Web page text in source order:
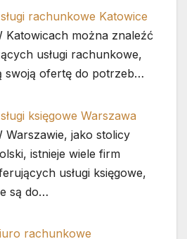
rachunkowe Katowice
Katowicach można znaleźć
usługi rachunkowe,
swoją ofertę do potrzeb…
księgowe Warszawa
Warszawie, jako stolicy
istnieje wiele firm
usługi księgowe,
są do…
rachunkowe